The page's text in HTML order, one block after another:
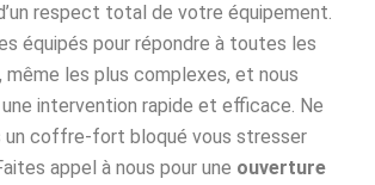
respect total de votre équipement.
équipés pour répondre à toutes les
même les plus complexes, et nous
intervention rapide et efficace. Ne
un coffre-fort bloqué vous stresser
appel à nous pour une ouverture